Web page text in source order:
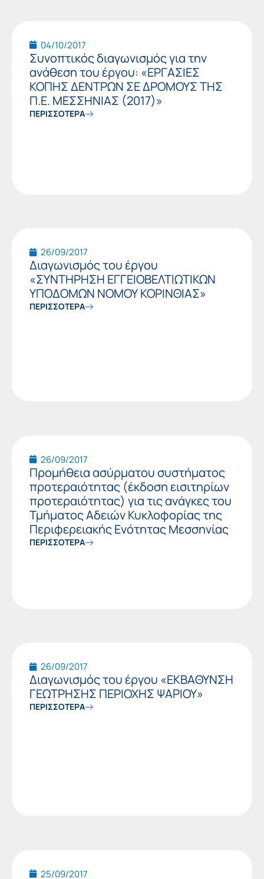
04/10/2017
Συνοπτικός διαγωνισμός για την
ανάθεση του έργου: «ΕΡΓΑΣΙΕΣ
ΚΟΠΗΣ ΔΕΝΤΡΩΝ ΣΕ ΔΡΟΜΟΥΣ ΤΗΣ
Π.Ε. ΜΕΣΣΗΝΙΑΣ (2017)»
ΠΕΡΙΣΣΟΤΕΡΑ
26/09/2017
Διαγωνισμός του έργου
«ΣΥΝΤΗΡΗΣΗ ΕΓΓΕΙΟΒΕΛΤΙΩΤΙΚΩΝ
ΥΠΟΔΟΜΩΝ ΝΟΜΟΥ ΚΟΡΙΝΘΙΑΣ»
ΠΕΡΙΣΣΟΤΕΡΑ
26/09/2017
Προμήθεια ασύρματου συστήματος
προτεραιότητας (έκδοση εισιτηρίων
προτεραιότητας) για τις ανάγκες του
Τμήματος Αδειών Κυκλοφορίας της
Περιφερειακής Ενότητας Μεσσηνίας
ΠΕΡΙΣΣΟΤΕΡΑ
26/09/2017
Διαγωνισμός του έργου «ΕΚΒΑΘΥΝΣΗ
ΓΕΩΤΡΗΣΗΣ ΠΕΡΙΟΧΗΣ ΨΑΡΙΟΥ»
ΠΕΡΙΣΣΟΤΕΡΑ
25/09/2017